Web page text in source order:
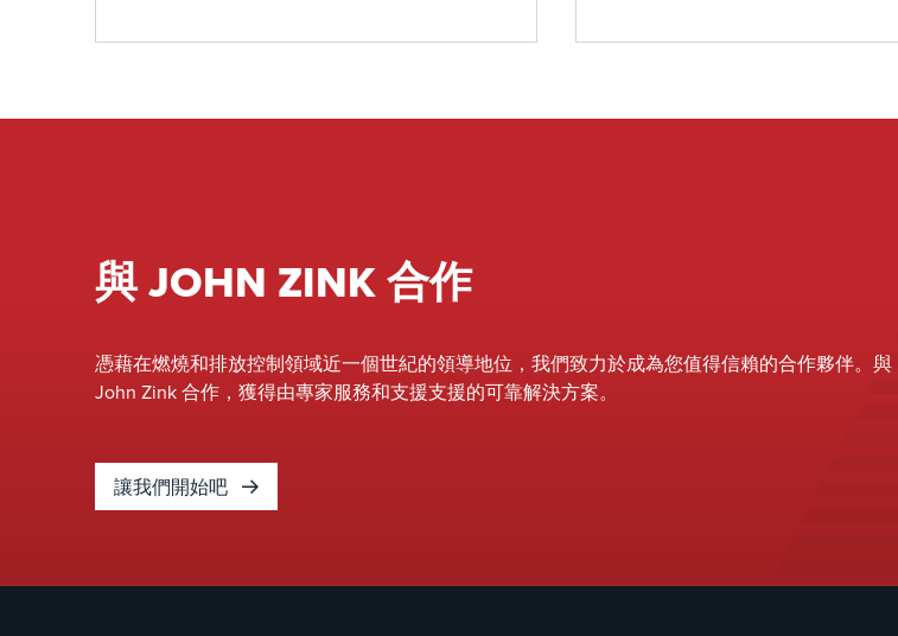
與 JOHN ZINK 合作
憑藉在燃燒和排放控制領域近一個世紀的領導地位，我們致力於成為您值得信賴的合作夥伴。與
John Zink 合作，獲得由專家服務和支援支援的可靠解決方案。
讓我們開始吧